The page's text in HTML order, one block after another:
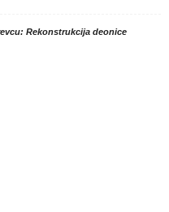
Rekonstrukcija deonice